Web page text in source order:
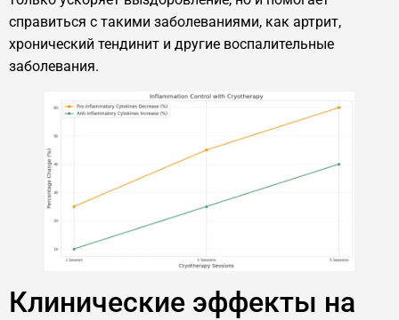
справиться с такими заболеваниями, как артрит,
хронический тендинит и другие воспалительные
заболевания.
Клинические эффекты на